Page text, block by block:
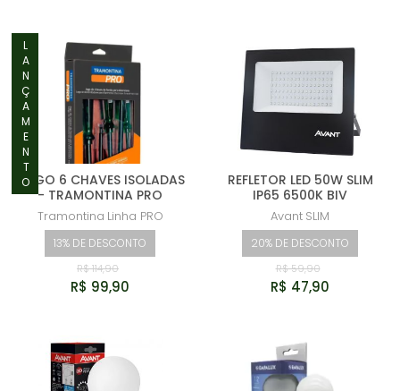
LANÇAMENTO
JOGO 6 CHAVES ISOLADAS
- TRAMONTINA PRO
Tramontina Linha PRO
13% DE DESCONTO
R$ 114,90
R$ 99,90
REFLETOR LED 50W SLIM
IP65 6500K BIV
Avant SLIM
20% DE DESCONTO
R$ 59,90
R$ 47,90